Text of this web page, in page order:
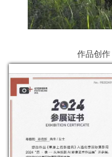
作品创作